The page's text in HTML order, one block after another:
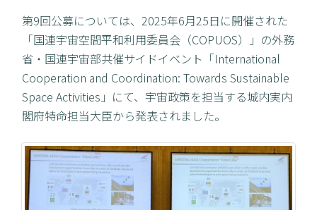
第9回公募については、2025年6月25日に開催された
「国連宇宙空間平和利用委員会（COPUOS）」の外務
省・国連宇宙部共催サイドイベント「International
Cooperation and Coordination: Towards Sustainable
Space Activities」にて、宇宙政策を担当する城内実内
閣府特命担当大臣から発表されました。